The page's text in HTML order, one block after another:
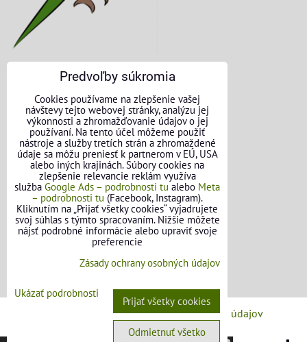
KONTAKTNÉ ÚDAJE
O nás
Kontakt
Požičovňa náradia
Názory našich zákazníkov
Mapa stránok
SLEDUJTE NÁS
Facebook
Zásady ochrany osobných údajov
Predvoľby súkromia
Cookies používame na zlepšenie vašej
návštevy tejto webovej stránky, analýzu jej
výkonnosti a zhromažďovanie údajov o jej
používaní. Na tento účel môžeme použiť
nástroje a služby tretích strán a zhromaždené
údaje sa môžu preniesť k partnerom v EÚ, USA
alebo iných krajinách. Súbory cookies na
zlepšenie relevancie reklám využíva
služba Google Ads – podrobnosti tu alebo Meta
– podrobnosti tu (Facebook, Instagram).
Kliknutím na „Prijať všetky cookies“ vyjadrujete
svoj súhlas s týmto spracovaním. Nižšie môžete
nájsť podrobné informácie alebo upraviť svoje
preferencie
Zásady ochrany osobných údajov
Ukázať podrobnosti
Prijať všetky cookies
Odmietnuť všetko